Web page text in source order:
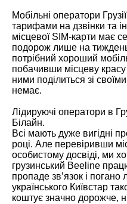
Мобільні оператори
тарифами на дзвінки та
місцевої SIM-карти має
подорож лише на
потрібний хороший
побачивши місцеву
ними поділиться зі
немає.
Лідируючі оператори в
Білайн.
Всі мають дуже вигідні
році. Але перевіривши
особистому досвіді, ми
грузинський Beeline
пропаде зв’язок і погано
українського Київстар
коштує значно дорожче,